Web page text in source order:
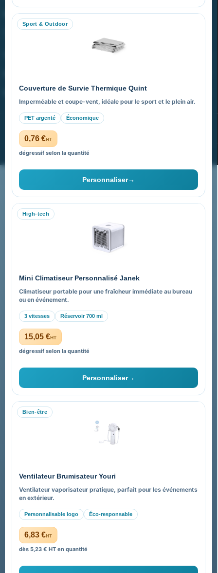
Sport & Outdoor
Couverture de Survie Thermique Quint
Imperméable et coupe-vent, idéale pour le sport et le plein air.
PET argenté Économique
0,76 €HT
dégressif selon la quantité
Personnaliser→
High-tech
Mini Climatiseur Personnalisé Janek
Climatiseur portable pour une fraîcheur immédiate au bureau
ou en événement.
3 vitesses Réservoir 700 ml
15,05 €HT
dégressif selon la quantité
Personnaliser→
Bien-être
Ventilateur Brumisateur Youri
Ventilateur vaporisateur pratique, parfait pour les événements
en extérieur.
Personnalisable logo Éco-responsable
6,83 €HT
dès 5,23 € HT en quantité
92 200 Neuilly
equipe@promenoch-goodies.com
NOTRE SOCIÉTÉ
2025 © Promenoch Goodies. Tous droits réservés.